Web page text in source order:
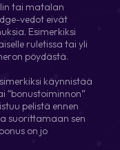
tai matalan
vedot eivät
Esimerkiksi
ruletissa tai yli
pöydästä.
käynnistää
“bonustoiminnon”
pelistä ennen
suorittamaan sen
on jo